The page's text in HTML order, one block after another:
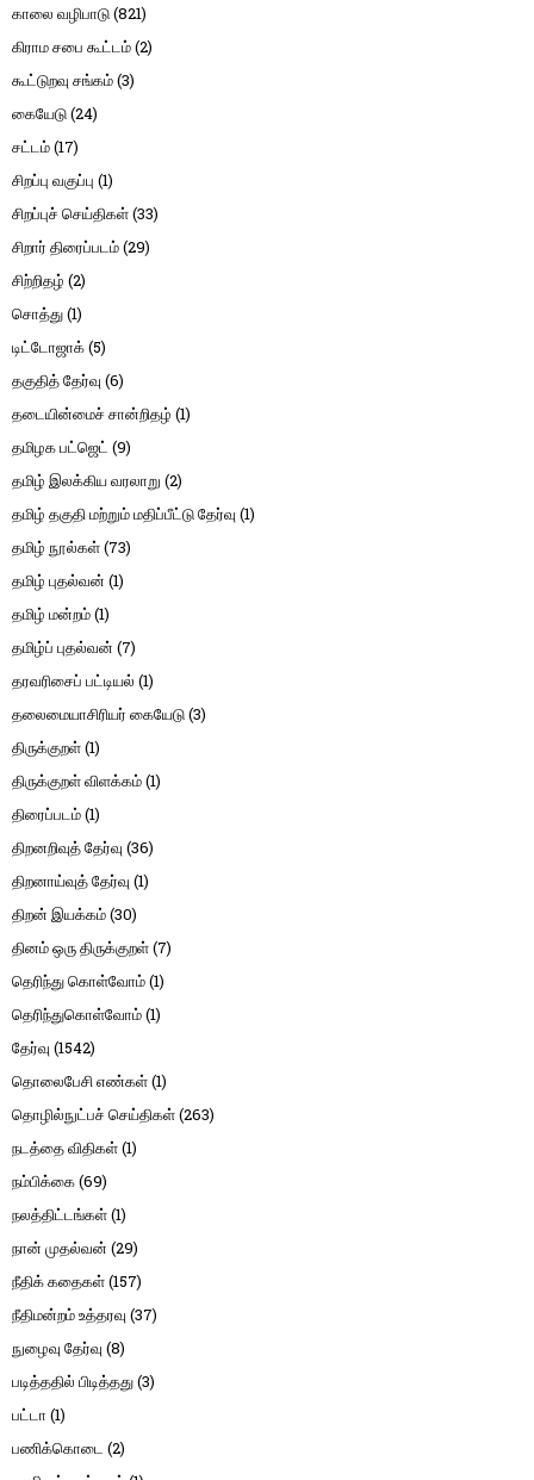
காலை வழிபாடு(821)
கிராம சபை கூட்டம்(2)
கூட்டுறவு சங்கம்(3)
கையேடு(24)
சட்டம்(17)
சிறப்பு வகுப்பு (1)
சிறப்புச் செய்திகள்(33)
சிறார் திரைப்படம்(29)
சிற்றிதழ் (2)
சொத்து(1)
டிட்டோஜாக்(5)
தகுதித் தேர்வு (6)
தடையின்மைச் சான்றிதழ் (1)
தமிழக பட்ஜெட் (9)
தமிழ் இலக்கிய வரலாறு (2)
தமிழ் தகுதி மற்றும் மதிப்பீட்டு தேர்வு (1)
தமிழ் நூல்கள்(73)
தமிழ் புதல்வன் (1)
தமிழ் மன்றம்(1)
தமிழ்ப் புதல்வன் (7)
தரவரிசைப் பட்டியல் (1)
தலைமையாசிரியர் கையேடு(3)
திருக்குறள்(1)
திருக்குறள் விளக்கம்(1)
திரைப்படம்(1)
திறனறிவுத் தேர்வு (36)
திறனாய்வுத் தேர்வு (1)
திறன் இயக்கம்(30)
தினம் ஒரு திருக்குறள்(7)
தெரிந்து கொள்வோம்(1)
தெரிந்துகொள்வோம்(1)
தேர்வு (1542)
தொலைபேசி எண்கள்(1)
தொழில்நுட்பச் செய்திகள்(263)
நடத்தை விதிகள்(1)
நம்பிக்கை(69)
நலத்திட்டங்கள்(1)
நான் முதல்வன் (29)
நீதிக் கதைகள்(157)
நீதிமன்றம் உத்தரவு (37)
நுழைவு தேர்வு (8)
படித்ததில் பிடித்தது(3)
பட்டா (1)
பணிக்கொடை (2)